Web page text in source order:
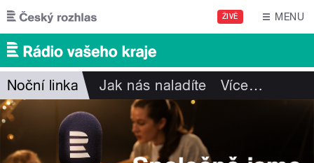
Přejít k hlavnímu obsahu
ŽIVĚ MENU
Noční linka Jak nás naladíte Více…